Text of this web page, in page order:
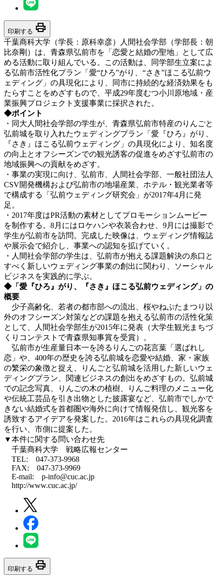
印刷する print
千葉商科大学（学長：原科幸彦）人間社会学部（学部長：朝
比奈剛）は、青森県弘前市を「恋愛と結婚の聖地」として広
める活動に取り組んでいる。この活動は、同学部生立案によ
る弘前市活性化プラン「愛“ひろ”がり、“さき”ほこる弘前ウ
ェディング」の具現化により、同市に持続的な経済効果をも
たらすことをめざすもので、平成29年度むつ小川原地域・産
業振興プロジェクト支援事業に採択された。
◆ポイント
・同大人間社会学部の学生が、青森県弘前市特産のりんごと
弘前城を取り入れたウェディングプラン「愛『ひろ』がり、
『さき』ほこる弘前ウェディング」の具現化により、知名度
の向上とオフシーズンでの観光誘客の促進をめざす弘前市の
地域振興への貢献をめざす。
・事業の実現に向け、弘前市、人間社会学部、一般社団法人
CSV開発機構および弘前市の地場産業、ホテル・観光業者等
で構成する「弘前ウェディング研究会」が2017年4月に発
足。
・2017年度はPR活動の素材としてプロモーションムービー
を制作する。8月にはロケハンや衣装合わせ、9月には撮影で
学生が弘前市を訪問。完成した映像は、ウェディング情報誌
や展示会で紹介し、事業への認知を拡げていく。
・人間社会学部の学生は、弘前市が抱える課題解決の糸口と
すべく新しいウェディング事業の創出に関わり、ソーシャル
ビジネスを実践的に学ぶ。
◆「愛『ひろ』がり、『さき』ほこる弘前ウェディング」の
概要
少子高齢化、若者の都市部への流出、桜やねぷたまつり以
外のオフシーズン対策などの課題を抱える弘前市の活性化策
として、人間社会学部生が2015年に発表（大学生観光まちづ
くりコンテストで青森県知事賞を受賞）。
弘前市が生産量日本一を誇るりんごの花言葉「選ばれし
恋」や、400年の歴史を誇る弘前城を恋愛や結婚、家・家族
の繁栄の象徴と捉え、りんごと弘前城を活用した新しいウェ
ディングプラン、関連ビジネスの創出をめざすもの。弘前城
での記念写真、りんごの木の植樹、りんご料理のメニュー化
や伝統工芸品を引き出物とした披露宴など、弘前市でしかで
きない結婚式を首都圏や海外に向けて情報発信し、観光客を
誘致するアイデアを発案した。2016年はこれらの具現化調査
を行い、市側に提案した。
▼本件に関する問い合わせ先
千葉商科大学 戦略広報センター
TEL: 047-373-9968
FAX: 047-373-9969
E-mail: p-info@cuc.ac.jp
http://www.cuc.ac.jp/
印刷する print